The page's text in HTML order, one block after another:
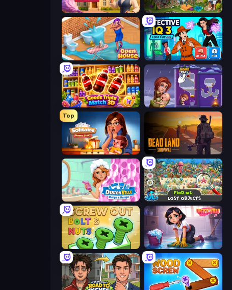
Hidden Object: My Hotel Blackriver Mystery: Hidden Objects
Open House Detective IQ 3
Goods Triple Match 3D Home Pin 2
Top
Solitaire Home Story Dead Land: Survival
Designville: Merge & Design Find Me: Lost Objects
Screw Out: Bolts and Nuts Lucy’s Ville